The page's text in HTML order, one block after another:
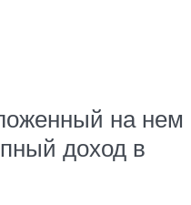
на нем
доход в